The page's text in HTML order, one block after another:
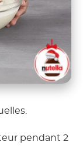
pendant 2